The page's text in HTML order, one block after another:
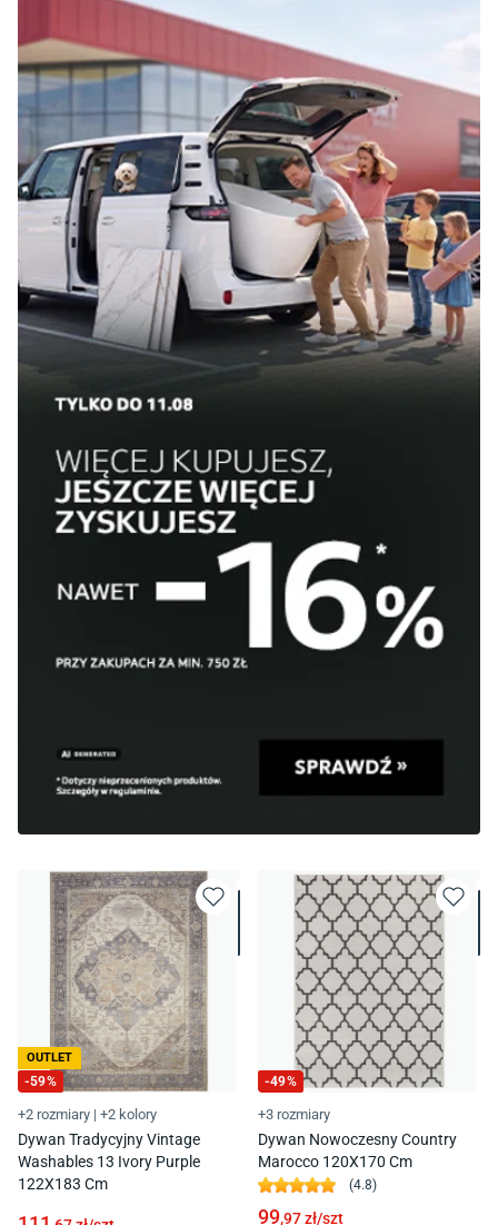
OUTLET
-59%
+2 rozmiary | +2 kolory
Dywan Tradycyjny Vintage
Washables 13 Ivory Purple
122X183 Cm
-49%
+3 rozmiary
Dywan Nowoczesny Country
Marocco 120X170 Cm
(4.8)
99,97zł/szt